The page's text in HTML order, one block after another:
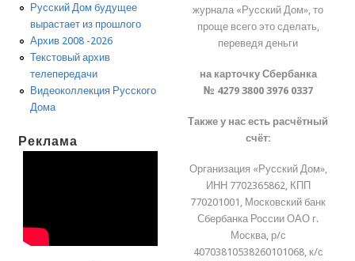
Русский Дом будущее
вырастает из прошлого
Архив 2008 -2026
Текстовый архив
телепередачи
Видеоколлекция Русского
Дома
Реклама
журнала «Русский Дом», то
проще всего это сделать,
переведя деньги
на карточку Сбербанка
№ 4279 3800 3976 0337
Также у нас есть расчётный
счёт:
Организация «Русский Дом»,
ИНН 7702365862, КПП
770201001, Московский банк
Сбербанка России ОАО г.
Москва, р/с
40703810538260101068, к/с